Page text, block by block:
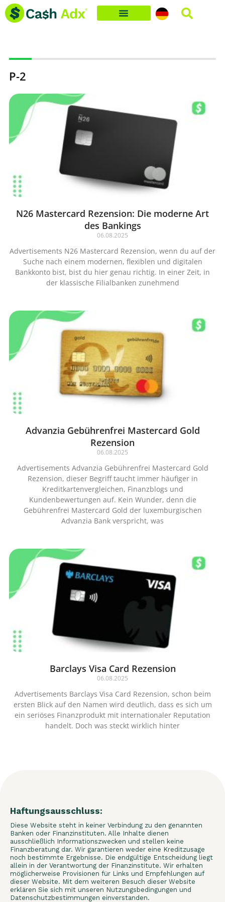
Skip
P-2
N26 Mastercard Rezension: Die moderne Art
des Bankings
06.08.2025
Advertisements N26 Mastercard Rezension, wenn du auf der
Suche nach einem modernen, flexiblen und digitalen
Bankkonto bist, bist du hier genau richtig. In einer Zeit, in
der klassische Filialbanken zunehmend
Advanzia Gebührenfrei Mastercard Gold
Rezension
06.08.2025
Advertisements Advanzia Gebührenfrei Mastercard Gold
Rezension, dieser Begriff taucht immer häufiger in
Kreditkartenvergleichen, Finanzblogs und
Kundenbewertungen auf. Kein Wunder, denn die
Gebührenfrei Mastercard Gold der luxemburgischen
Advanzia Bank verspricht, was
Barclays Visa Card Rezension
06.08.2025
Advertisements Barclays Visa Card Rezension, schon beim
ersten Blick auf den Namen wird deutlich, dass es sich um
ein seriöses Finanzprodukt mit internationaler Reputation
handelt. Doch was steckt wirklich hinter
Haftungsausschluss:
Diese Website steht in keiner Verbindung zu den genannten
Banken oder Finanzinstituten. Alle Inhalte dienen
ausschließlich Informationszwecken und stellen keine
Finanzberatung dar. Wir garantieren weder eine Kreditzusage
noch bestimmte Ergebnisse. Die endgültige Entscheidung liegt
allein in der Verantwortung der Finanzinstitute. Wir erhalten
möglicherweise Provisionen für Links und Empfehlungen auf
dieser Website. Mit dem weiteren Besuch dieser Website
erklären Sie sich mit unseren Nutzungsbedingungen und
Datenschutzbestimmungen einverstanden.